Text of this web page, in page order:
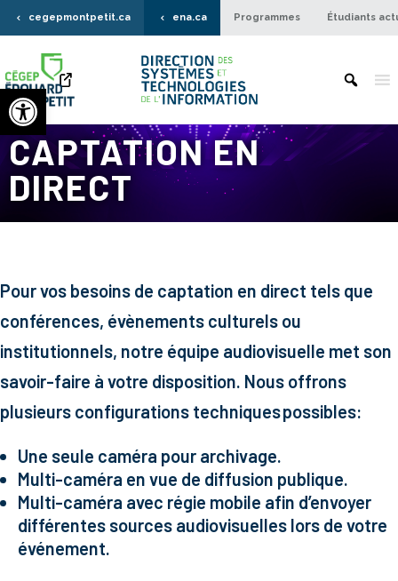
Ouvrir la barre d’outils
cegepmontpetit.ca ena.ca Programmes Étudiants
CAPTATION EN
DIRECT
Pour vos besoins de captation en direct tels que
conférences, évènements culturels ou
institutionnels, notre équipe audiovisuelle met son
savoir-faire à votre disposition. Nous offrons
plusieurs configurations techniques possibles:
Une seule caméra pour archivage.
Multi-caméra en vue de diffusion publique.
Multi-caméra avec régie mobile afin d’envoyer
différentes sources audiovisuelles lors de votre
événement.